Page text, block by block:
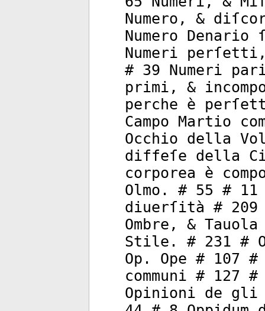
Numero, &
Numero
Numeri
# 39 Numeri
primi, &
perche è
Campo Martio
Occhio della
diffeſe della
corporea è
Olmo. # 55 #
diuerſità # 209
Ombre, &
Stile. # 231 #
Op. Ope # 107
communi # 127
Opinioni de